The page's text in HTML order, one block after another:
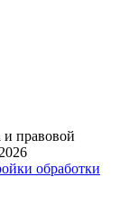
и правовой
обработки